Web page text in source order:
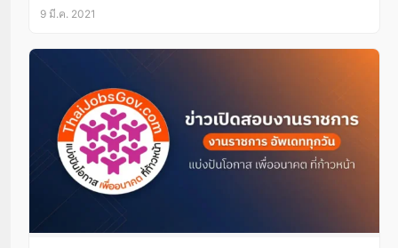
9 มี.ค. 2021